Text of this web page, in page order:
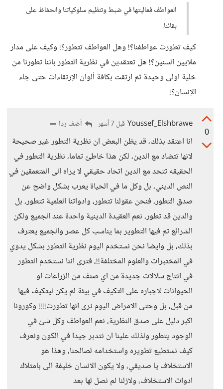
العواطف فعاليتها في ضبط وتنظيم سلوكياتنا والحفاظ على
بقائنا.
كيف تطورت عواطفنا؟! وهل العواطف تتطور؟! وكيف على مدار
ملايين السنين؟! هل تعتقدين في نظرية التطور باننا تطورنا من
خلية اولى وحيدة ثم ارتقت بكافة ألوان الإرتقاءات حتى جاء
الإنسان؟!
0
Youssef_Elshbrawe قبل 7 أشهر أضف ردا
انا اعتقد بذلك، قد يظن البعض ان نظرية التطور غير صحيحة
لانها تتضاد مع الدين، لكن هذا خاطئ تماما، نظرية التطور في
الحقيقه تتحد مع الدين اتحاد حقيقي لا يراه الى المتعمقين في
النص الديني، بل وكل ما في الحياة يعرب بشكل واضح عن
صدق التطور، فنحن عقولنا تتطور، وادواتنا العلمية تتطور، بل
والدين قد تطور، نعم العقيدة الدينية واحدة عند الجميع ولكن
الشرائع تم فيها التطوير بما يناسب كل عصر والجميع يعترف
بذلك، بل وايضا نحن نستخدم اليوم نظرية التطور بشكل يدوي
في المختبرات والعلوم المختلفة!!، فترى اننا نستخدم التطور
في انتاج سلالات جديدة من اي صنف من الزراعات او
الحيوانات لاجباره على التكيف في بيئة لم يكن ليتكيف فيها
من قبل، بل وحتى الامراض اليوم نرى انها تطورت!!!! وكورونا
اكبر دليل على صدق النظرية، نعم العواطف وكل شئ في
الوجود يتطور ولذلك علينا ان نتدبر جيدا في الكون ونعرف
كيف نستطيع تطويره واستخدامه لصالحنا، وهذا هو
الاستخلاف يا صديقي، ولا يكون الانسان خليفة الى بامتلاك
ادوات الاستخلاف، ولازلنا لم نصل لها بعد